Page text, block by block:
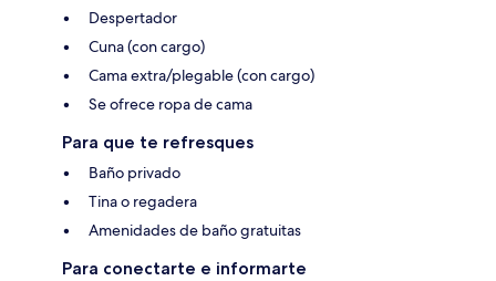
Despertador
Cuna (con cargo)
Cama extra/plegable (con cargo)
Se ofrece ropa de cama
Para que te refresques
Baño privado
Tina o regadera
Amenidades de baño gratuitas
Para conectarte e informarte